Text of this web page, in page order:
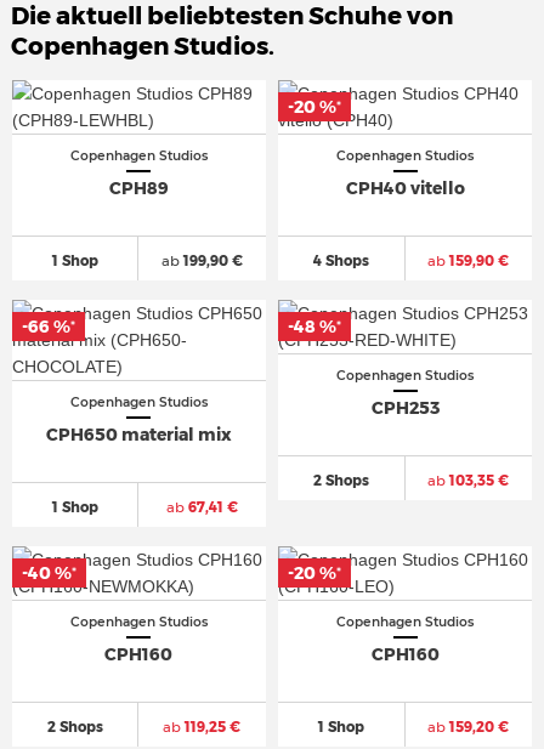
Die aktuell beliebtesten Schuhe von
Copenhagen Studios.
Copenhagen Studios
CPH89
1 Shop ab199,90 €
Copenhagen Studios
CPH40 vitello
4 Shops ab159,90 €
-20 %*
Copenhagen Studios
CPH650 material mix
1 Shop ab67,41 €
-66 %*
Copenhagen Studios
CPH253
2 Shops ab103,35 €
-48 %*
Copenhagen Studios
CPH160
2 Shops ab119,25 €
-40 %*
Copenhagen Studios
CPH160
1 Shop ab159,20 €
-20 %*